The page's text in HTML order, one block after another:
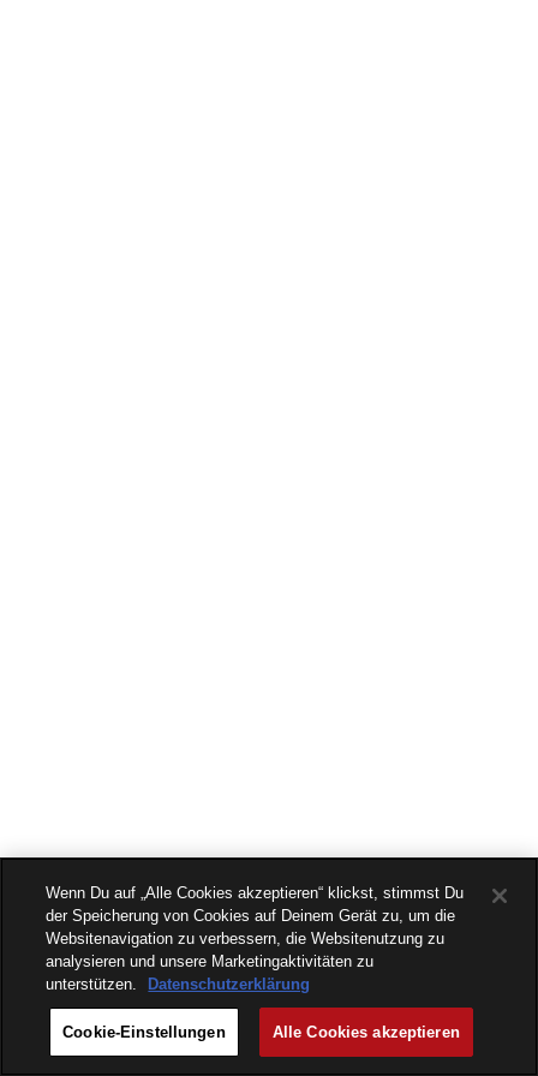
Wenn Du auf „Alle Cookies akzeptieren“ klickst, stimmst Du
der Speicherung von Cookies auf Deinem Gerät zu, um die
Websitenavigation zu verbessern, die Websitenutzung zu
analysieren und unsere Marketingaktivitäten zu
unterstützen.
Datenschutzerklärung
Cookie-Einstellungen Alle Cookies akzeptieren